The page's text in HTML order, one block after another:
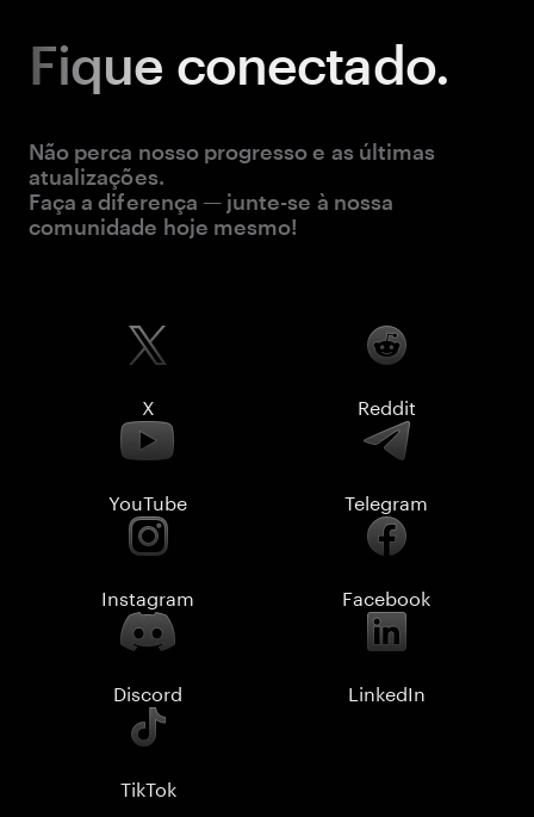
Fique conectado.
Não perca nosso progresso e as últimas
atualizações.
Faça a diferença — junte-se à nossa
comunidade hoje mesmo!
X Reddit
YouTube Telegram
Instagram Facebook
Discord LinkedIn
TikTok